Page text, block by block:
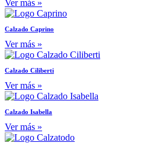
Ver más »
Calzado Caprino
Ver más »
Calzado Ciliberti
Ver más »
Calzado Isabella
Ver más »